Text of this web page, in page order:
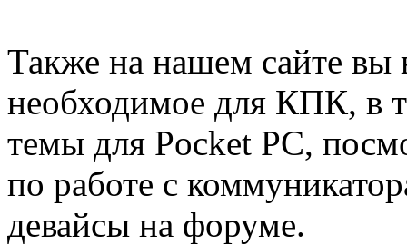
Также на нашем сайте вы
необходимое для КПК, в
темы для Pocket PC,
по работе с
девайсы на форуме.